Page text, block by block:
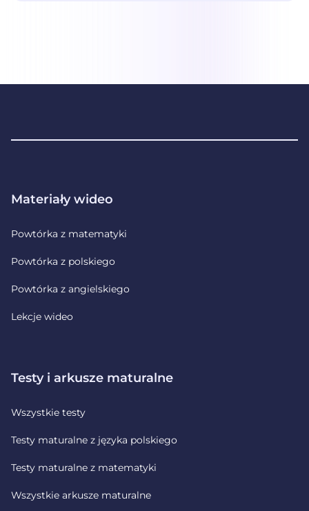
Materiały wideo
Powtórka z matematyki
Powtórka z polskiego
Powtórka z angielskiego
Lekcje wideo
Testy i arkusze maturalne
Wszystkie testy
Testy maturalne z języka polskiego
Testy maturalne z matematyki
Wszystkie arkusze maturalne